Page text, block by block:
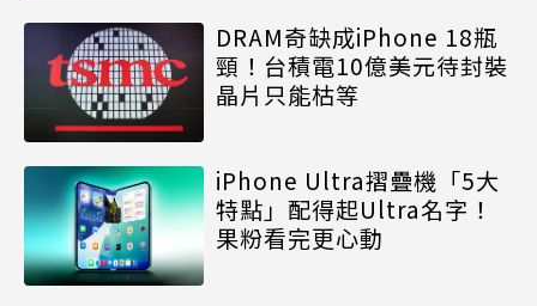
DRAM奇缺成iPhone 18瓶
頸！台積電10億美元待封裝
晶片只能枯等
iPhone Ultra摺疊機「5大
特點」配得起Ultra名字！
果粉看完更心動